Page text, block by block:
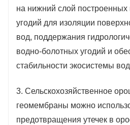
на нижний слой
угодий для изоляции
вод, поддержания
водно-болотных угодий и
стабильности экосистемы
3. Сельскохозяйственное
геомембраны можно
предотвращения утечек в